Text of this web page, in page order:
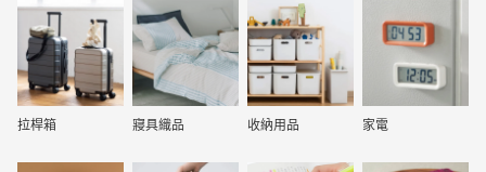
拉桿箱 寢具織品 收納用品 家電